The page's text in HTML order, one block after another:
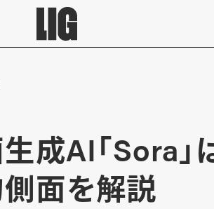
成AI「Sora」
面を解説